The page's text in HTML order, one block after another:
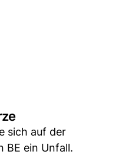
sich auf der
BE ein Unfall.